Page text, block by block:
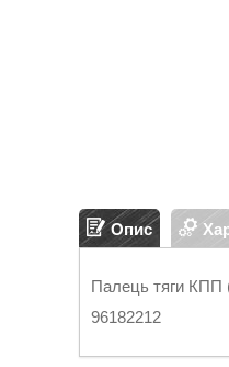
Опис
Палець тяги КПП
96182212